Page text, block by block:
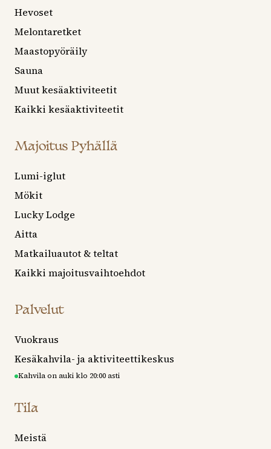
Hevoset
Melontaretket
Maastopyöräily
Sauna
Muut kesäaktiviteetit
Kaikki kesäaktiviteetit
Majoitus Pyhällä
Lumi-iglut
Mökit
Lucky Lodge
Aitta
Matkailuautot & teltat
Kaikki majoitusvaihtoehdot
Palvelut
Vuokraus
Kesäkahvila- ja aktiviteettikeskus
Kahvila on auki klo 20:00 asti
Tila
Meistä